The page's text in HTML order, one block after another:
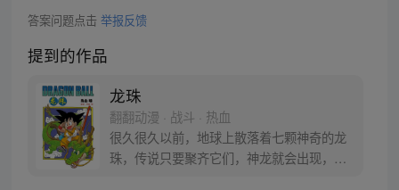
答案问题点击 举报反馈
提到的作品
龙珠
翻翻动漫 · 战斗 · 热血
很久很久以前，地球上散落着七颗神奇的龙
珠，传说只要聚齐它们，神龙就会出现，并